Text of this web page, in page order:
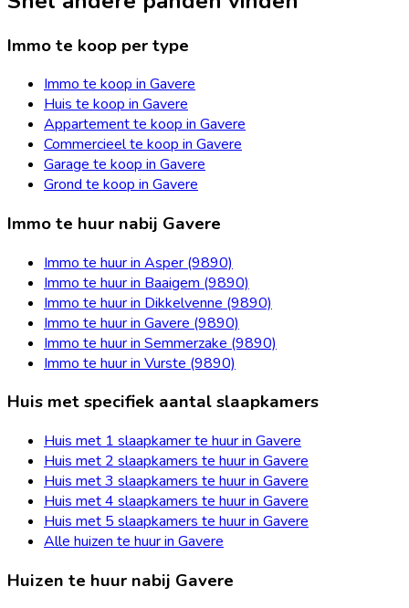
Immo te koop per type
Immo te koop in Gavere
Huis te koop in Gavere
Appartement te koop in Gavere
Commercieel te koop in Gavere
Garage te koop in Gavere
Grond te koop in Gavere
Immo te huur nabij Gavere
Immo te huur in Asper (9890)
Immo te huur in Baaigem (9890)
Immo te huur in Dikkelvenne (9890)
Immo te huur in Gavere (9890)
Immo te huur in Semmerzake (9890)
Immo te huur in Vurste (9890)
Huis met specifiek aantal slaapkamers
Huis met 1 slaapkamer te huur in Gavere
Huis met 2 slaapkamers te huur in Gavere
Huis met 3 slaapkamers te huur in Gavere
Huis met 4 slaapkamers te huur in Gavere
Huis met 5 slaapkamers te huur in Gavere
Alle huizen te huur in Gavere
Huizen te huur nabij Gavere